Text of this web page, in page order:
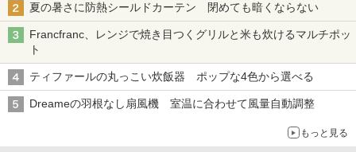
夏の暑さに防熱シールドカーテン 閉めても暗くならない
Francfranc、レンジで焼き目つくグリルと米も炊けるマルチポッ
ト
ティファールの丸っこい炊飯器 ポップな4色から選べる
Dreameの羽根なし扇風機 室温に合わせて風量自動調整
もっと見る